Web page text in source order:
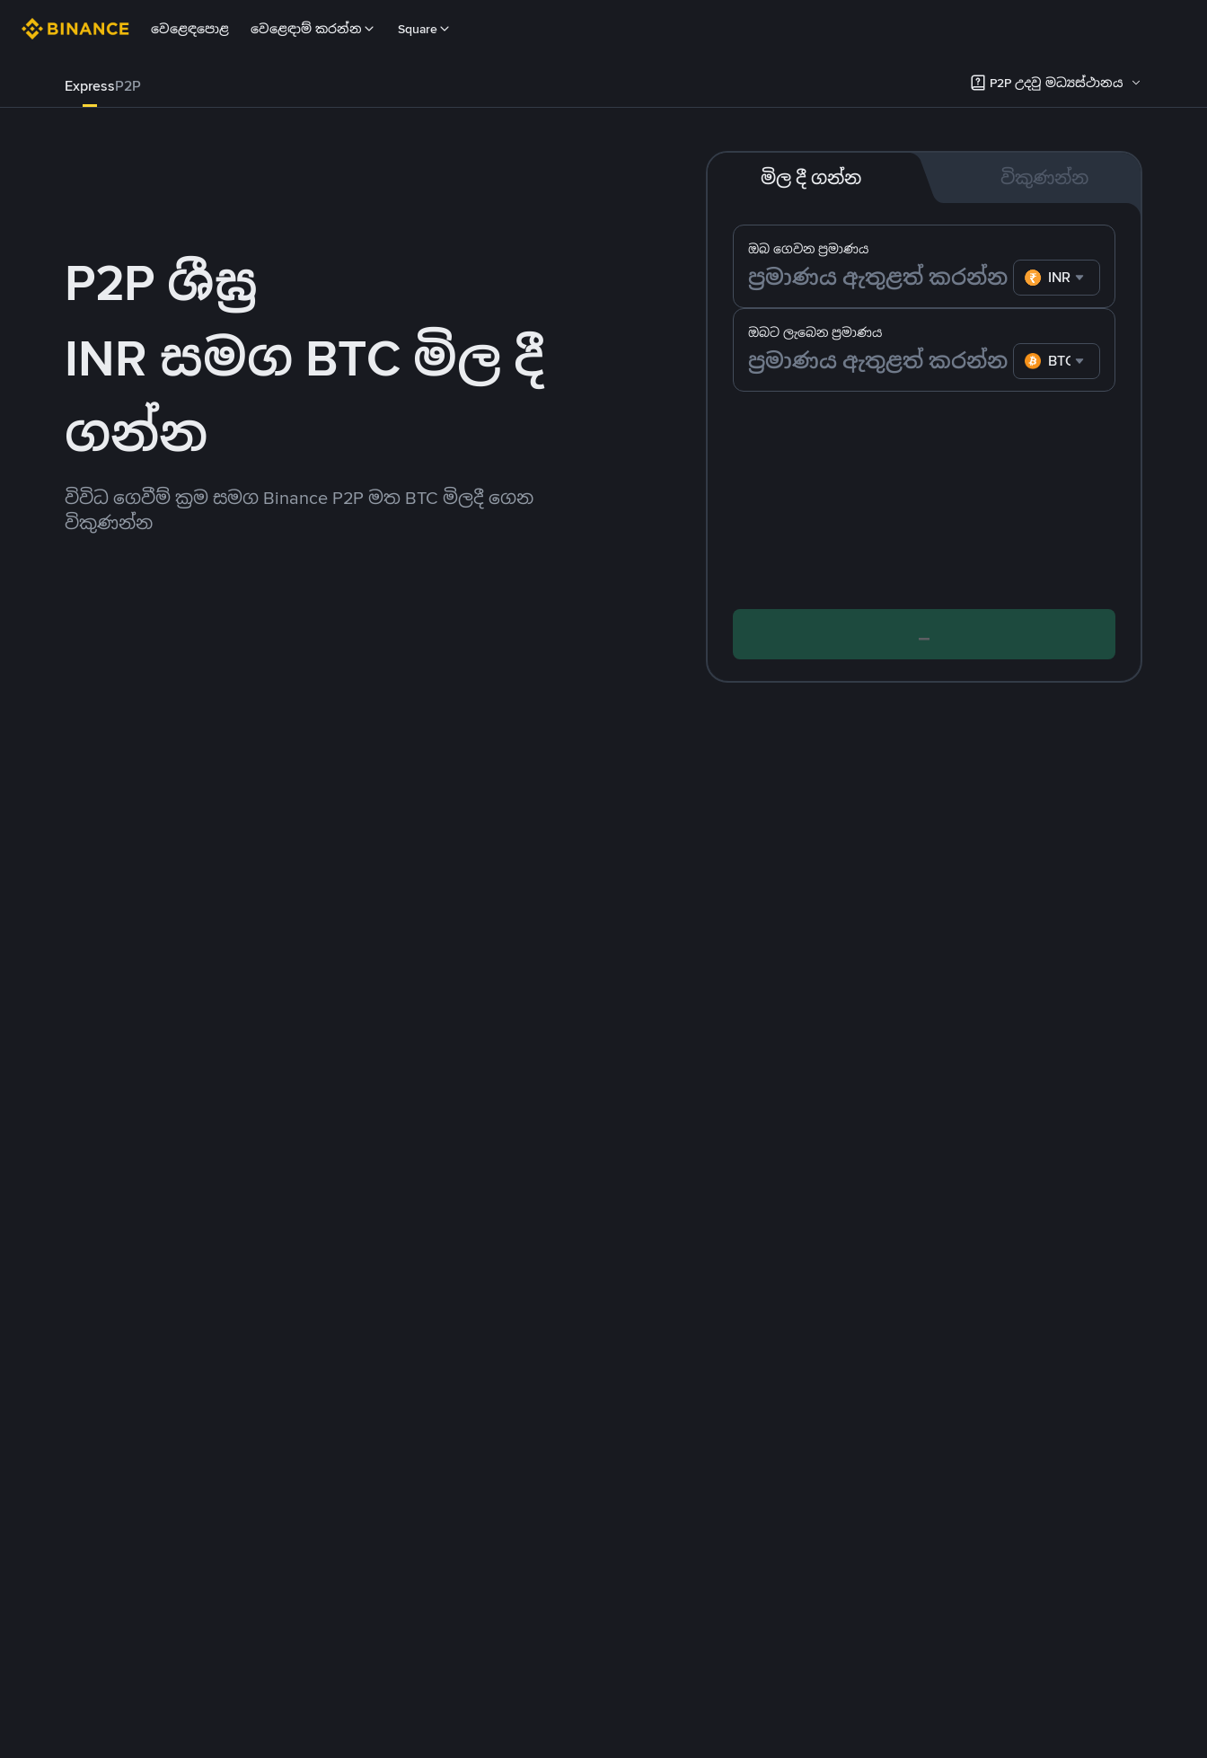
වෙළෙඳපොළ වෙළෙඳාම් කරන්න Square
ExpressP2P P2P උදවු මධ්‍යස්ථානය
P2P ශීඝ්‍ර
INR සමග BTC මිල දී
ගන්න
විවිධ ගෙවීම් ක්‍රම සමග Binance P2P මත BTC මිලදී ගෙන
විකුණන්න
මිල දී ගන්න විකුණන්න
ඔබ ගෙවන ප්‍රමාණය
INR
ඔබට ලැබෙන ප්‍රමාණය
BTC